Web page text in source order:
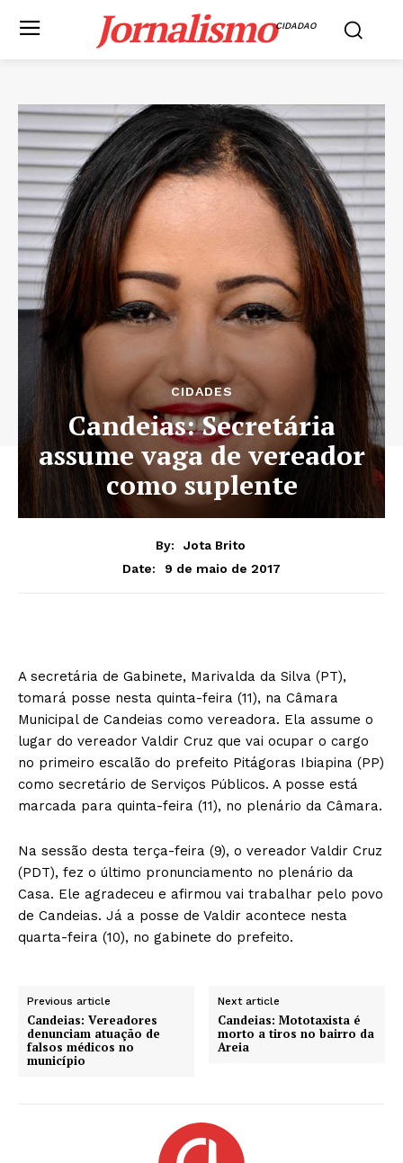
JornalismoCIDADAO
CIDADES
Candeias: Secretária
assume vaga de vereador
como suplente
By:
Jota Brito
Date:
9 de maio de 2017
A secretária de Gabinete, Marivalda da Silva (PT),
tomará posse nesta quinta-feira (11), na Câmara
Municipal de Candeias como vereadora. Ela assume o
lugar do vereador Valdir Cruz que vai ocupar o cargo
no primeiro escalão do prefeito Pitágoras Ibiapina (PP)
como secretário de Serviços Públicos. A posse está
marcada para quinta-feira (11), no plenário da Câmara.
Na sessão desta terça-feira (9), o vereador Valdir Cruz
(PDT), fez o último pronunciamento no plenário da
Casa. Ele agradeceu e afirmou vai trabalhar pelo povo
de Candeias. Já a posse de Valdir acontece nesta
quarta-feira (10), no gabinete do prefeito.
Previous article
Candeias: Vereadores
denunciam atuação de
falsos médicos no
município
Next article
Candeias: Mototaxista é
morto a tiros no bairro da
Areia